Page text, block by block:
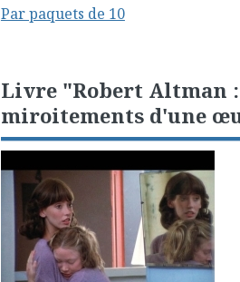
Par paquets de 10
Livre "Robert Altman :
miroitements d'une